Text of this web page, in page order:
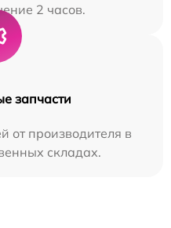
2 часов.
запчасти
от производителя в
складах.